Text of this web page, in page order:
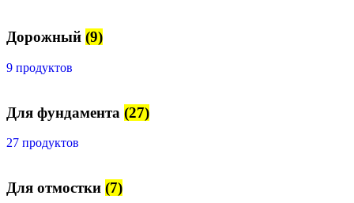
Дорожный (9)
9 продуктов
Для фундамента (27)
27 продуктов
Для отмостки (7)